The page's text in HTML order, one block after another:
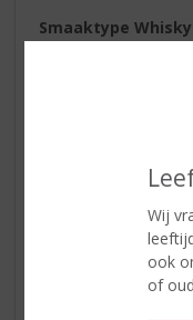
Wij
ook
of
Smaaktype Whisky
Reviews